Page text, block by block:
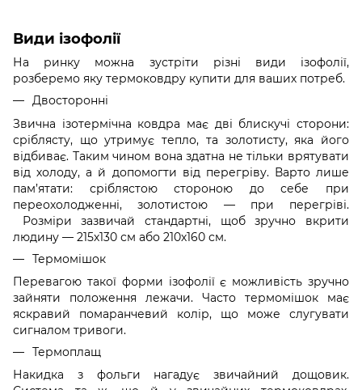
Види ізофолії
На ринку можна зустріти різні види ізофолії,
розберемо яку термоковдру купити для ваших потреб.
Двосторонні
Звична ізотермічна ковдра має дві блискучі сторони:
сріблясту, що утримує тепло, та золотисту, яка його
відбиває. Таким чином вона здатна не тільки врятувати
від холоду, а й допомогти від перегріву. Варто лише
пам’ятати: сріблястою стороною до себе при
переохолодженні, золотистою — при перегріві.
Розміри зазвичай стандартні, щоб зручно вкрити
людину — 215х130 см або 210х160 см.
Термомішок
Перевагою такої форми ізофолії є можливість зручно
зайняти положення лежачи. Часто термомішок має
яскравий помаранчевий колір, що може слугувати
сигналом тривоги.
Термоплащ
Накидка з фольги нагадує звичайний дощовик.